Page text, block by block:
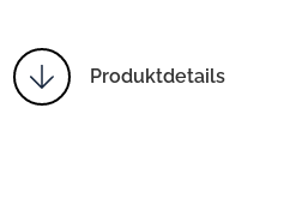
Produktdetails